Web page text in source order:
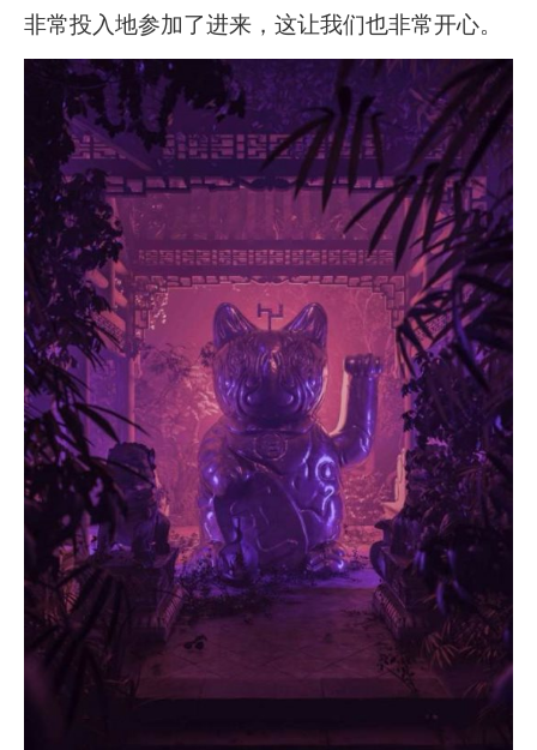
非常投入地参加了进来，这让我们也非常开心。